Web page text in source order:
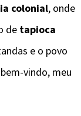
colonial, onde
de tapioca
e o povo
vindo, meu